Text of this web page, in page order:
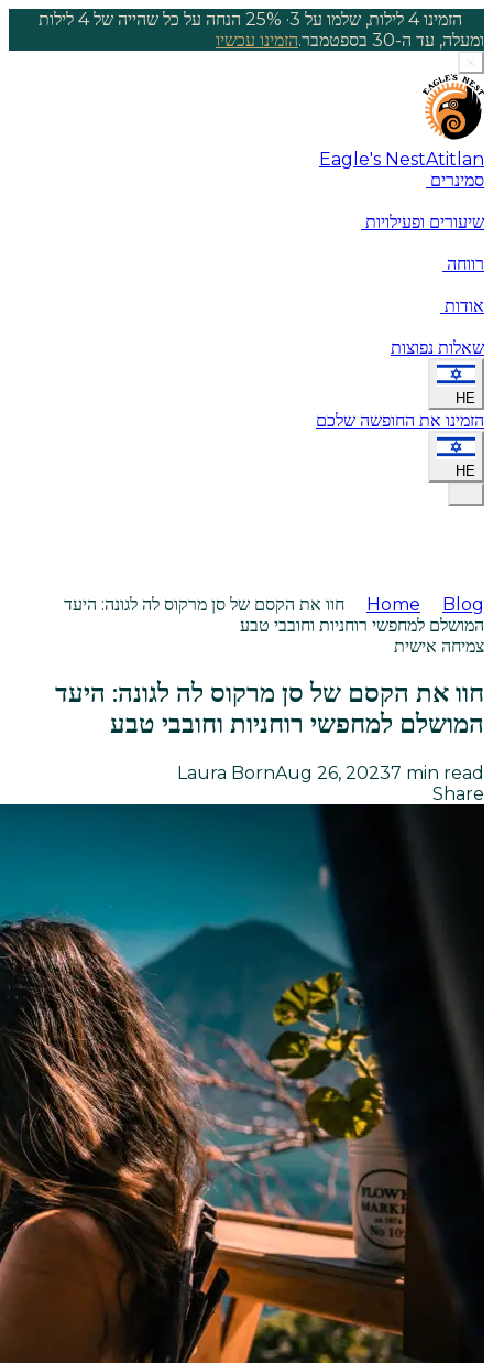
הזמינו 4 לילות, שלמו על 3 ·
25% הנחה על כל שהייה של 4 לילות
ומעלה, עד ה-30 בספטמבר.
הזמינו עכשיו
×
Eagle's NestAtitlan
סמינרים
שיעורים ופעילויות
רווחה
אודות
שאלות נפוצות
HE
הזמינו את החופשה שלכם
HE
Home Blog
חוו את הקסם של סן מרקוס לה לגונה: היעד
המושלם למחפשי רוחניות וחובבי טבע
צמיחה אישית
חוו את הקסם של סן מרקוס לה לגונה: היעד
המושלם למחפשי רוחניות וחובבי טבע
Laura BornAug 26, 20237 min read
Share